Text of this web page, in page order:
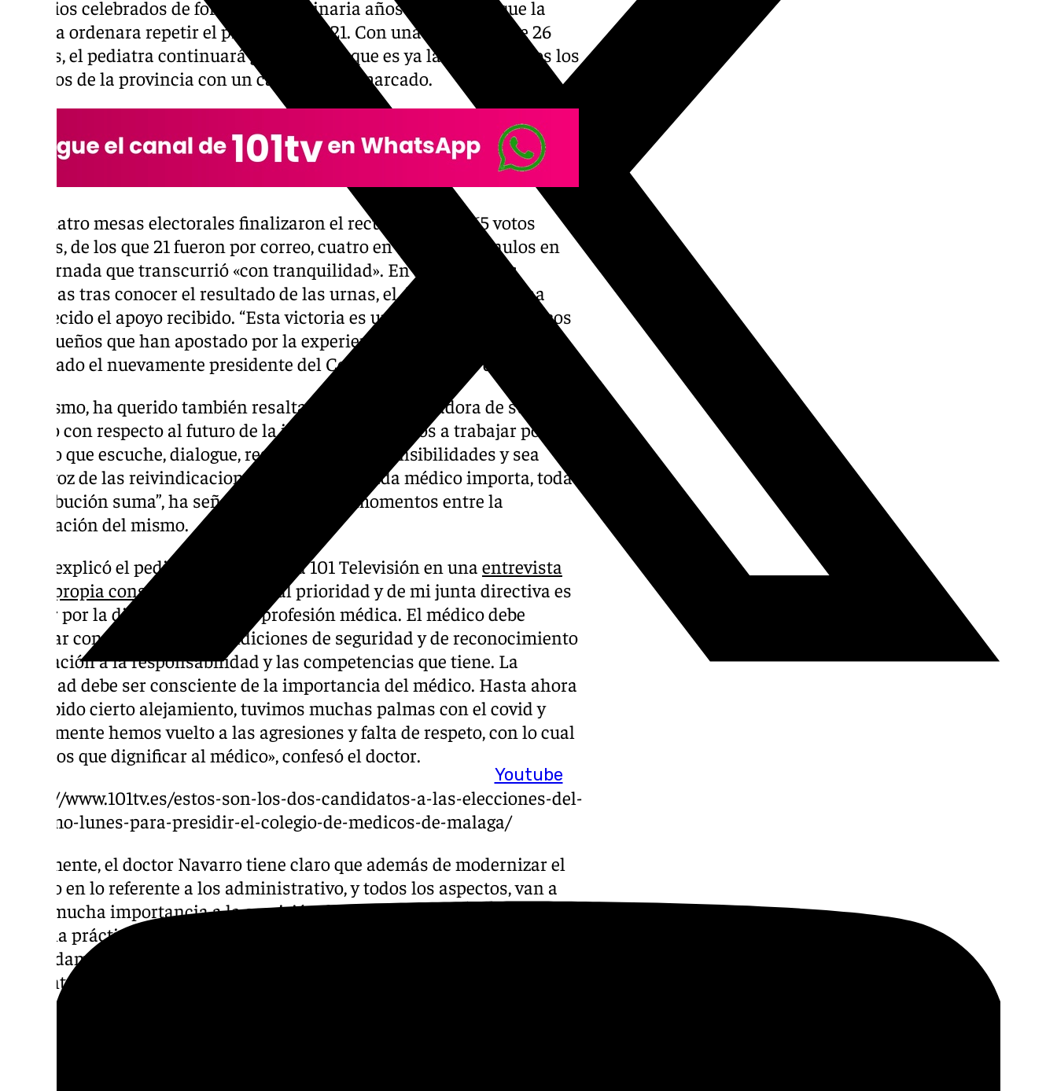
Youtube
comicios celebrados de forma extraordinaria años después de que la
justicia ordenara repetir el proceso de 2021. Con una diferencia de 26
puntos, el pediatra continuará guiando a la que es ya la casa de todos los
médicos de la provincia con un camino muy marcado.
Las cuatro mesas electorales finalizaron el recuento con 1665 votos
válidos, de los que 21 fueron por correo, cuatro en blanco, tres nulos en
una jornada que transcurrió «con tranquilidad». En sus primeras
palabras tras conocer el resultado de las urnas, el doctor Navarro ha
agradecido el apoyo recibido. “Esta victoria es un triunfo de los médicos
malagueños que han apostado por la experiencia y la innovación”, ha
declarado el nuevamente presidente del Colegio de Médicos de Málaga.
Asimismo, ha querido también resaltar la visión integradora de su
equipo con respecto al futuro de la institución. “Vamos a trabajar por un
colegio que escuche, dialogue, respete todas las sensibilidades y sea
portavoz de las reivindicaciones del médico. Cada médico importa, toda
contribución suma”, ha señalado hace unos momentos entre la
celebración del mismo.
Así lo explicó el pediatra malagueño a 101 Televisión en una entrevista
en su propia consulta
: «Mi principal prioridad y de mi junta directiva es
luchar por la dignificación de la profesión médica. El médico debe
trabajar con las máximas condiciones de seguridad y de reconocimiento
en relación a la responsabilidad y las competencias que tiene. La
sociedad debe ser consciente de la importancia del médico. Hasta ahora
ha habido cierto alejamiento, tuvimos muchas palmas con el covid y
nuevamente hemos vuelto a las agresiones y falta de respeto, con lo cual
tenemos que dignificar al médico», confesó el doctor.
https://www.101tv.es/estos-son-los-dos-candidatos-a-las-elecciones-del-
proximo-lunes-para-presidir-el-colegio-de-medicos-de-malaga/
Igualmente, el doctor Navarro tiene claro que además de modernizar el
colegio en lo referente a los administrativo, y todos los aspectos, van a
darle mucha importancia a la comisión deontológica, que es la que vela
por una práctica médica ajustada a unos principios éticos médicos. «Eso
es fundamental y después también vamos a innovar y hacer del colegio
un centro de innovación, emprendimiento y de inteligencia artificial que
es algo que ya está aquí y lo va a gestionar mi vicepresidente primero, el